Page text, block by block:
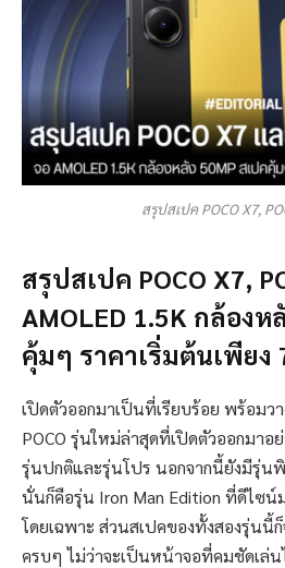
สรุปสเปค POCO X7,
สรุปสเปค POCO X7,
AMOLED 1.5K กล้องห
คุ้มๆ ราคาเริ่มต้นเพียง
เปิดตัวออกมาเป็นที่เรียบร้อย พร้อม
POCO รุ่นใหม่ล่าสุดที่เปิดตัวออกมาอ
รุ่นปกติและรุ่นโปร นอกจากนี้ยังมีรุ่น
นั่นก็คือรุ่น Iron Man Edition ที่ดีไซ
โดยเฉพาะ ส่วนสเปคของทั้งสองรุ่นนี้
ครบๆ ไม่ว่าจะเป็นหน้าจอที่คมชัดเล่